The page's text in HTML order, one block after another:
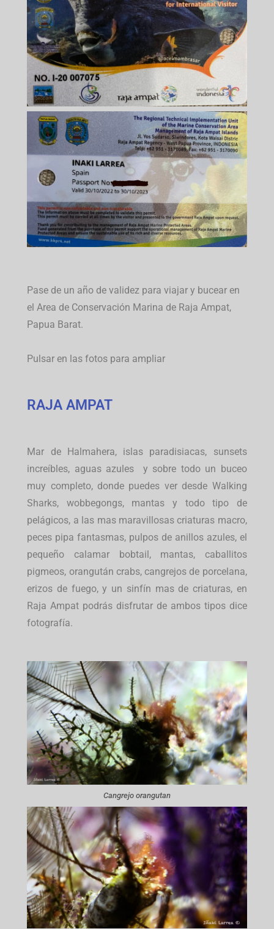
Pase de un año de validez para viajar y bucear en
el Area de Conservación Marina de Raja Ampat,
Papua Barat.
Pulsar en las fotos para ampliar
RAJA AMPAT
Mar de Halmahera, islas paradisiacas, sunsets
increíbles, aguas azules y sobre todo un buceo
muy completo, donde puedes ver desde Walking
Sharks, wobbegongs, mantas y todo tipo de
pelágicos, a las mas maravillosas criaturas macro,
peces pipa fantasmas, pulpos de anillos azules, el
pequeño calamar bobtail, mantas, caballitos
pigmeos, orangután crabs, cangrejos de porcelana,
erizos de fuego, y un sinfín mas de criaturas, en
Raja Ampat podrás disfrutar de ambos tipos dice
fotografía.
Cangrejo orangutan